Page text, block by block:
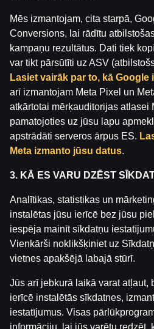
Lietošanas noteikumi
Spēlē atbildīgi
Affiliates
Medijiem
Uzmanību! Azartspēles
Spēlēt atļauts tikai no 18
spēlēt
Licences īpašnieks: SIA
Licences numurs:
Licencētājs:Izložu un
Inspekcija
Mēs izmantojam, cita starpā,
Conversions, lai rādītu
kampaņu rezultātus. Dati tiek
var tikt pārsūtīti uz ASV
Lasiet vairāk par to, kā
arī izmantojam Meta Pixel un
atkārtotai mērķauditorijas atlasei
pamatojoties uz jūsu lapu
apstrādāti serveros ārpus ES.
Meta izmanto jūsu datus.
3. KĀ ES VARU DZĒST
Analītikas, statistikas un
instalētas jūsu ierīcē bez jūsu
iespēja mainīt sīkdatņu
Vienkārši noklikšķiniet uz
vietnes apakšējā labajā stūrī.
Jūs arī jebkurā laikā varat atļaut,
ierīcē instalētās sīkdatnes,
iestatījumus. Visas
informāciju, lai jūs varētu redzēt,